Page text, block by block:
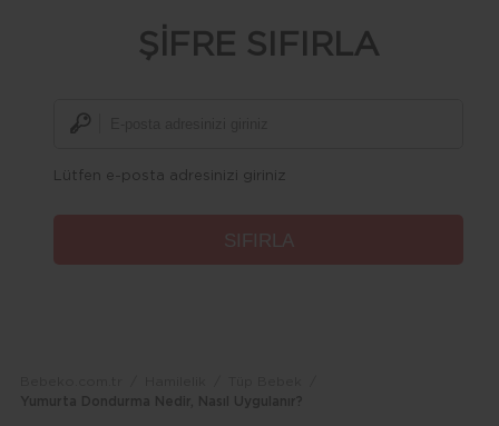
ŞİFRE SIFIRLA
Lütfen e-posta adresinizi giriniz